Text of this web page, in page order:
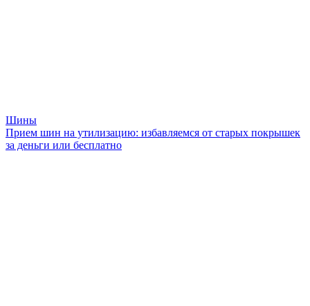
Шины
Прием шин на утилизацию: избавляемся от старых покрышек
за деньги или бесплатно